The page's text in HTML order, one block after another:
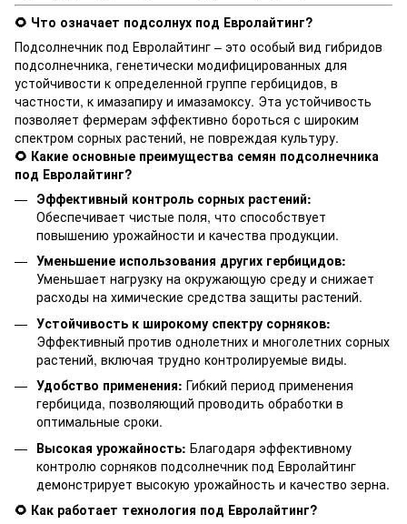
🌻 Что означает подсолнух под Евролайтинг?
Подсолнечник под Евролайтинг – это особый вид гибридов
подсолнечника, генетически модифицированных для
устойчивости к определенной группе гербицидов, в
частности, к имазапиру и имазамоксу. Эта устойчивость
позволяет фермерам эффективно бороться с широким
спектром сорных растений, не повреждая культуру.
🌻 Какие основные преимущества семян подсолнечника
под Евролайтинг?
Эффективный контроль сорных растений:
Обеспечивает чистые поля, что способствует
повышению урожайности и качества продукции.
Уменьшение использования других гербицидов:
Уменьшает нагрузку на окружающую среду и снижает
расходы на химические средства защиты растений.
Устойчивость к широкому спектру сорняков:
Эффективный против однолетних и многолетних сорных
растений, включая трудно контролируемые виды.
Удобство применения: Гибкий период применения
гербицида, позволяющий проводить обработки в
оптимальные сроки.
Высокая урожайность: Благодаря эффективному
контролю сорняков подсолнечник под Евролайтинг
демонстрирует высокую урожайность и качество зерна.
🌻 Как работает технология под Евролайтинг?